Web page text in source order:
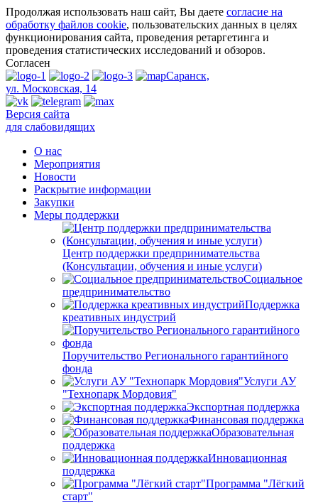
Продолжая использовать наш сайт, Вы даете согласие на
обработку файлов cookie, пользовательских данных в целях
функционирования сайта, проведения ретаргетинга и
проведения статистических исследований и обзоров.
Согласен
Саранск,
ул. Московская, 14
Версия сайта
для слабовидящих
О нас
Мероприятия
Новости
Раскрытие информации
Закупки
Меры поддержки
Центр поддержки предпринимательства
(Консультации, обучения и иные услуги)
Социальное
предпринимательство
Поддержка
креативных индустрий
Поручительство Регионального гарантийного
фонда
Услуги АУ
"Технопарк Мордовия"
Экспортная поддержка
Финансовая поддержка
Образовательная
поддержка
Инновационная
поддержка
Программа "Лёгкий
старт"